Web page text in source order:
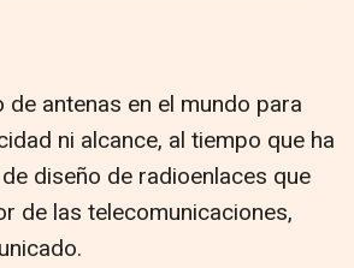
antenas en el mundo para
ni alcance, al tiempo que ha
diseño de radioenlaces que
de las telecomunicaciones,